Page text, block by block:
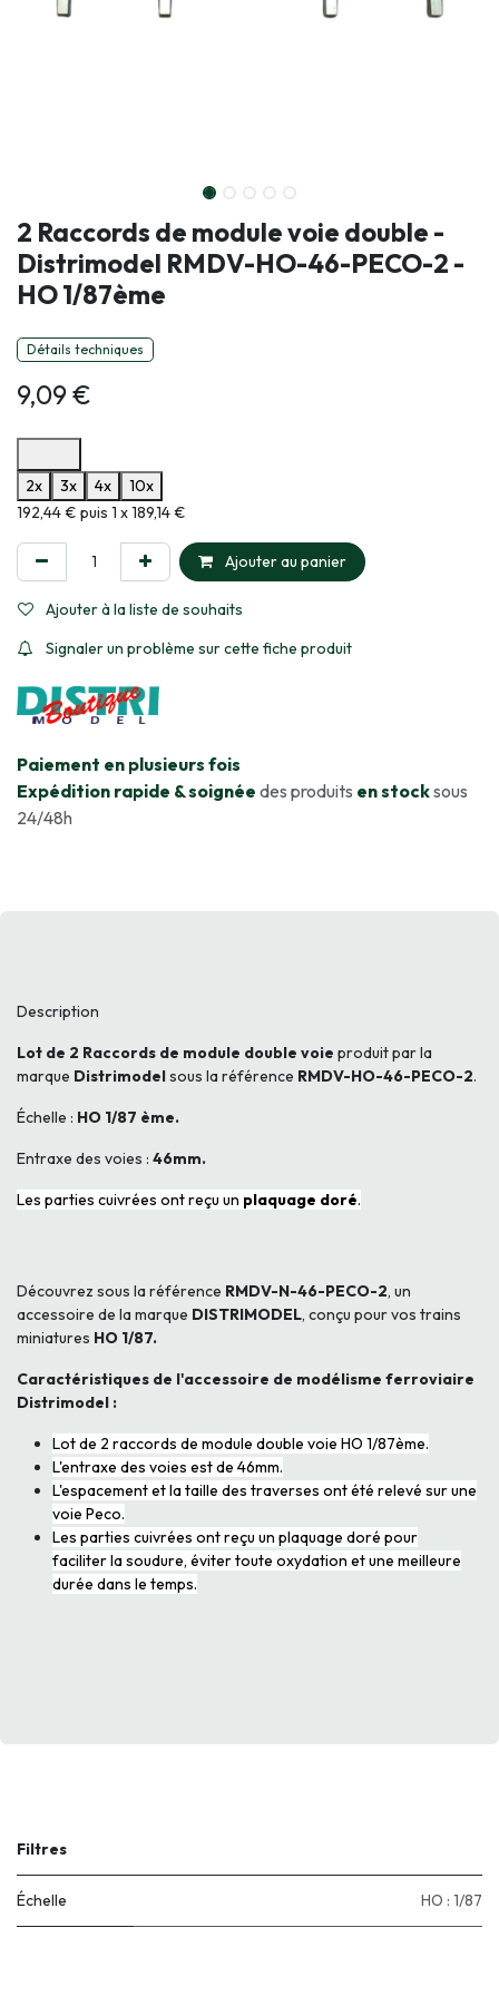
2 Raccords de module voie double -
Distrimodel RMDV-HO-46-PECO-2 -
HO 1/87ème
Détails techniques
9,09€
2x
3x 4x
10x
Informations sur le plan de paiement sélectionné
192,44 € puis 1 x 189,14 €
Ajouter au panier
Ajouter à la liste de souhaits
Signaler un problème sur cette fiche produit
​Paiement en plusieurs fois
Expédition rapide & soignée des produits en stocksous
24/48h
Description
Lot de 2 Raccords de module double voie produit par la
marque Distrimodelsous la référence RMDV-HO-46-PECO-2.
Échelle : HO 1/87 ème.
Entraxe des voies : 46mm.
Les parties cuivrées ont reçu un plaquage doré.
Découvrez sous la référence RMDV-N-46-PECO-2, un
accessoire de la marque DISTRIMODEL, conçu pour vos trains
miniatures HO 1/87.
Caractéristiques de l'accessoire de modélisme ferroviaire
Distrimodel :
Lot de 2 raccords de module double voie HO 1/87ème.
L'entraxe des voies est de 46mm.
L'espacement et la taille des traverses ont été relevé sur une
voie Peco.
Les parties cuivrées ont reçu un plaquage doré pour
faciliter la soudure, éviter toute oxydation et une meilleure
durée dans le temps.
Filtres
Échelle HO : 1/87